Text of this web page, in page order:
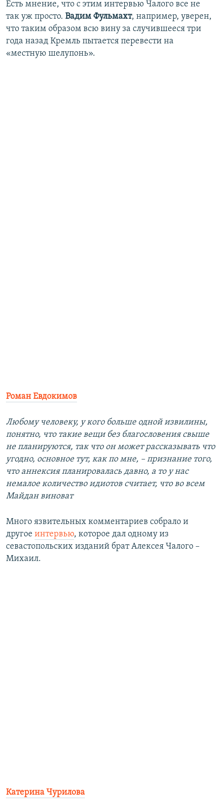
Есть мнение, что с этим интервью Чалого все не
так уж просто. Вадим Фульмахт, например, уверен,
что таким образом всю вину за случившееся три
года назад Кремль пытается перевести на
«местную шелупонь».
Роман Евдокимов
Любому человеку, у кого больше одной извилины,
понятно, что такие вещи без благословения свыше
не планируются, так что он может рассказывать что
угодно, основное тут, как по мне, – признание того,
что аннексия планировалась давно, а то у нас
немалое количество идиотов считает, что во всем
Майдан виноват
Много язвительных комментариев собрало и
другое интервью, которое дал одному из
севастопольских изданий брат Алексея Чалого –
Михаил.
Катерина Чурилова